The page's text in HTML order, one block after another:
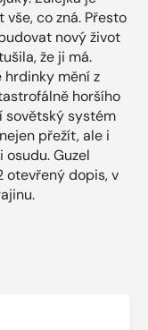
co zná. Přesto
nový život
že ji má.
hrdinky mění z
horšího
sovětský systém
přežít, ale i
Guzel
otevřený dopis, v